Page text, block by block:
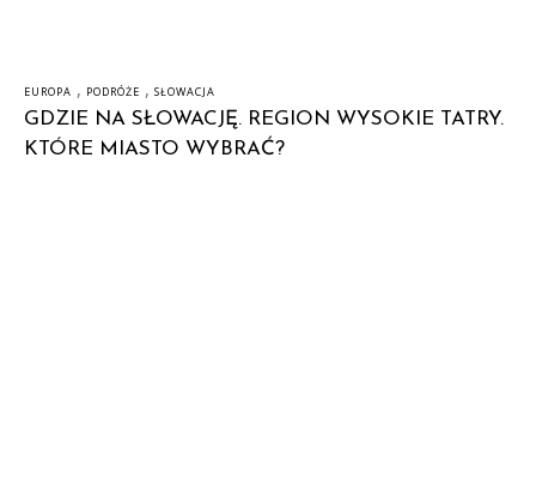
EUROPA , PODRÓŻE , SŁOWACJA
GDZIE NA SŁOWACJĘ. REGION WYSOKIE TATRY.
KTÓRE MIASTO WYBRAĆ?